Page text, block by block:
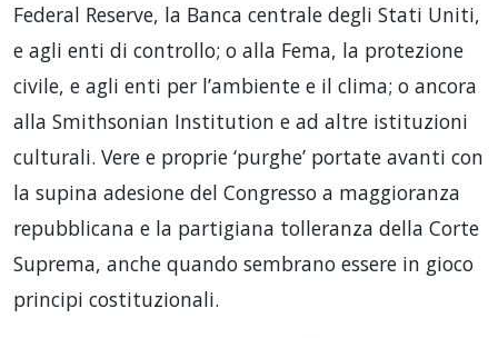
Federal Reserve, la Banca centrale degli Stati Uniti,
e agli enti di controllo; o alla Fema, la protezione
civile, e agli enti per l’ambiente e il clima; o ancora
alla Smithsonian Institution e ad altre istituzioni
culturali. Vere e proprie ‘purghe’ portate avanti con
la supina adesione del Congresso a maggioranza
repubblicana e la partigiana tolleranza della Corte
Suprema, anche quando sembrano essere in gioco
principi costituzionali.